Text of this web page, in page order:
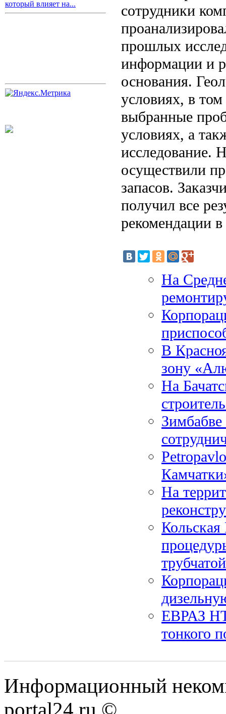
который влияет на...
сотрудники
прошлых
информации и
основания.
условиях, в том
выбранные
условиях, а
исследование.
осуществили
запасов.
получил все
рекомендации
На
В
зону
На
На
ЕВРАЗ
тонкого
Информационный